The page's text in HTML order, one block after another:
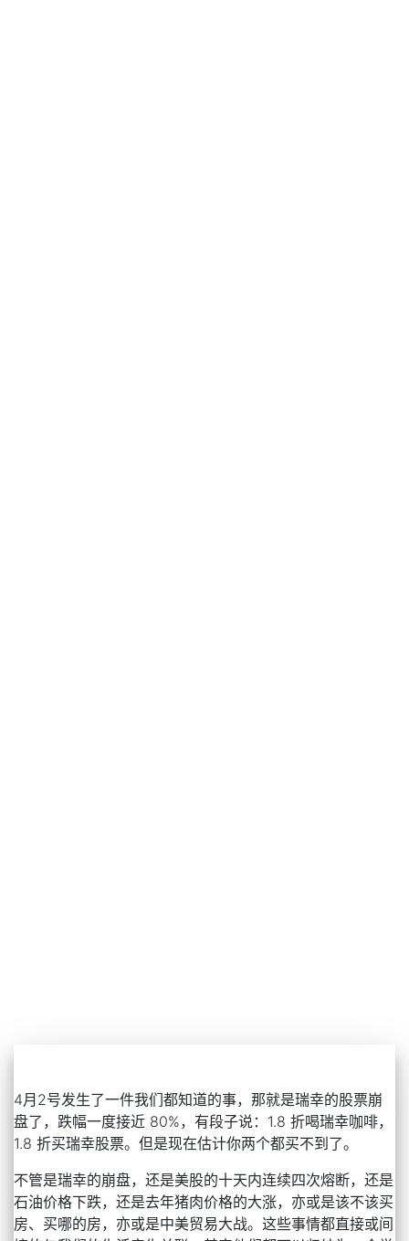
4月2号发生了一件我们都知道的事，那就是瑞幸的股票崩
盘了，跌幅一度接近 80%，有段子说：1.8 折喝瑞幸咖啡，
1.8 折买瑞幸股票。但是现在估计你两个都买不到了。
不管是瑞幸的崩盘，还是美股的十天内连续四次熔断，还是
石油价格下跌，还是去年猪肉价格的大涨，亦或是该不该买
房、买哪的房，亦或是中美贸易大战。这些事情都直接或间